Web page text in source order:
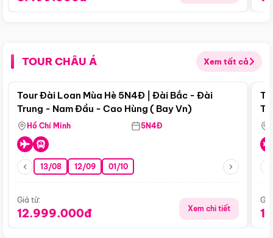
TOUR CHÂU Á Xem tất cả
Điểm nổi bật
Tour Đài Loan Mùa Hè 5N4Đ | Đài Bắc - Đài
Trung - Nam Đầu - Cao Hùng ( Bay Vn)
Hồ Chí Minh 5N4Đ
13/08 12/09 01/10
Giá từ:
12.999.000đ Xem chi tiết